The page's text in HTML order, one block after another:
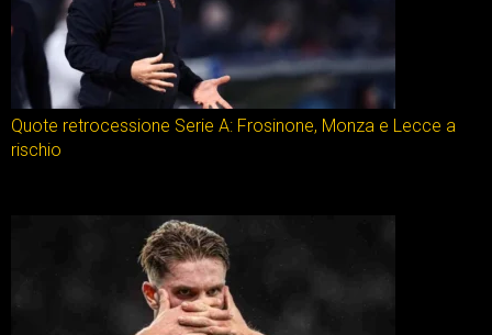
Quote retrocessione Serie A: Frosinone, Monza e Lecce a
rischio